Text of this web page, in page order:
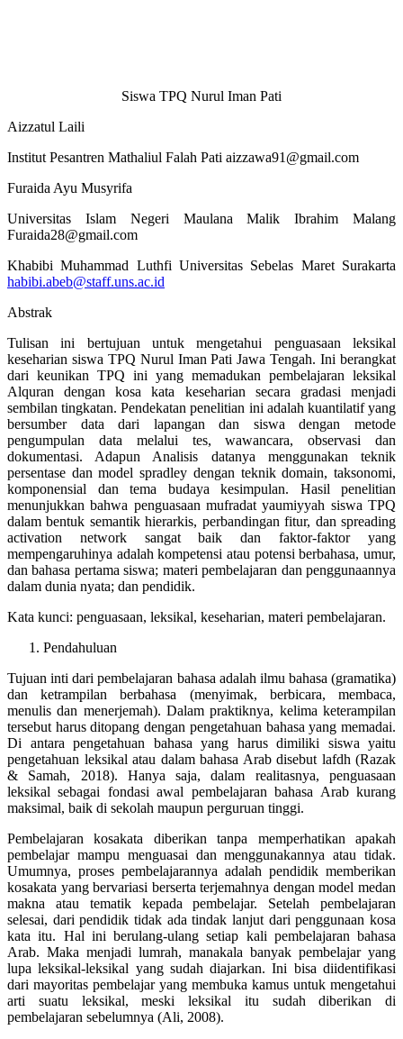
Siswa TPQ Nurul Iman Pati
Aizzatul Laili
Institut Pesantren Mathaliul Falah Pati aizzawa91@gmail.com
Furaida Ayu Musyrifa
Universitas Islam Negeri Maulana Malik Ibrahim Malang
Furaida28@gmail.com
Khabibi Muhammad Luthfi Universitas Sebelas Maret Surakarta
habibi.abeb@staff.uns.ac.id
Abstrak
Tulisan ini bertujuan untuk mengetahui penguasaan leksikal
keseharian siswa TPQ Nurul Iman Pati Jawa Tengah. Ini berangkat
dari keunikan TPQ ini yang memadukan pembelajaran leksikal
Alquran dengan kosa kata keseharian secara gradasi menjadi
sembilan tingkatan. Pendekatan penelitian ini adalah kuantilatif yang
bersumber data dari lapangan dan siswa dengan metode
pengumpulan data melalui tes, wawancara, observasi dan
dokumentasi. Adapun Analisis datanya menggunakan teknik
persentase dan model spradley dengan teknik domain, taksonomi,
komponensial dan tema budaya kesimpulan. Hasil penelitian
menunjukkan bahwa penguasaan mufradat yaumiyyah siswa TPQ
dalam bentuk semantik hierarkis, perbandingan fitur, dan spreading
activation network sangat baik dan faktor-faktor yang
mempengaruhinya adalah kompetensi atau potensi berbahasa, umur,
dan bahasa pertama siswa; materi pembelajaran dan penggunaannya
dalam dunia nyata; dan pendidik.
Kata kunci: penguasaan, leksikal, keseharian, materi pembelajaran.
Pendahuluan
Tujuan inti dari pembelajaran bahasa adalah ilmu bahasa (gramatika)
dan ketrampilan berbahasa (menyimak, berbicara, membaca,
menulis dan menerjemah). Dalam praktiknya, kelima keterampilan
tersebut harus ditopang dengan pengetahuan bahasa yang memadai.
Di antara pengetahuan bahasa yang harus dimiliki siswa yaitu
pengetahuan leksikal atau dalam bahasa Arab disebut lafdh (Razak
& Samah, 2018). Hanya saja, dalam realitasnya, penguasaan
leksikal sebagai fondasi awal pembelajaran bahasa Arab kurang
maksimal, baik di sekolah maupun perguruan tinggi.
Pembelajaran kosakata diberikan tanpa memperhatikan apakah
pembelajar mampu menguasai dan menggunakannya atau tidak.
Umumnya, proses pembelajarannya adalah pendidik memberikan
kosakata yang bervariasi berserta terjemahnya dengan model medan
makna atau tematik kepada pembelajar. Setelah pembelajaran
selesai, dari pendidik tidak ada tindak lanjut dari penggunaan kosa
kata itu. Hal ini berulang-ulang setiap kali pembelajaran bahasa
Arab. Maka menjadi lumrah, manakala banyak pembelajar yang
lupa leksikal-leksikal yang sudah diajarkan. Ini bisa diidentifikasi
dari mayoritas pembelajar yang membuka kamus untuk mengetahui
arti suatu leksikal, meski leksikal itu sudah diberikan di
pembelajaran sebelumnya (Ali, 2008).